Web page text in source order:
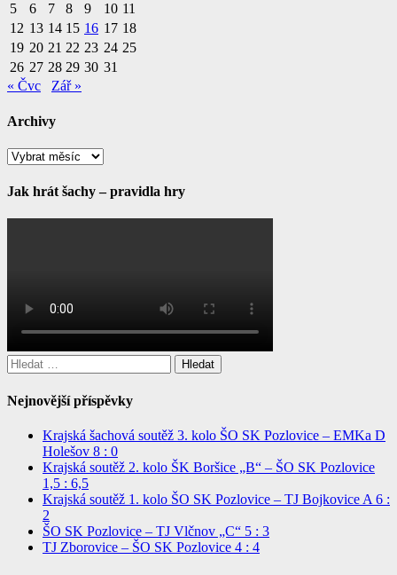
5
6 7 8 9 10 11
12 13 14 15 16 17 18
19 20 21 22 23 24 25
26 27 28 29 30 31
« Čvc
Zář »
Archivy
Archivy
Jak hrát šachy – pravidla hry
Vyhledávání
Nejnovější příspěvky
Krajská šachová soutěž 3. kolo ŠO SK Pozlovice – EMKa D
Holešov 8 : 0
Krajská soutěž 2. kolo ŠK Boršice „B“ – ŠO SK Pozlovice
1,5 : 6,5
Krajská soutěž 1. kolo ŠO SK Pozlovice – TJ Bojkovice A 6 :
2
ŠO SK Pozlovice – TJ Vlčnov „C“ 5 : 3
TJ Zborovice – ŠO SK Pozlovice 4 : 4